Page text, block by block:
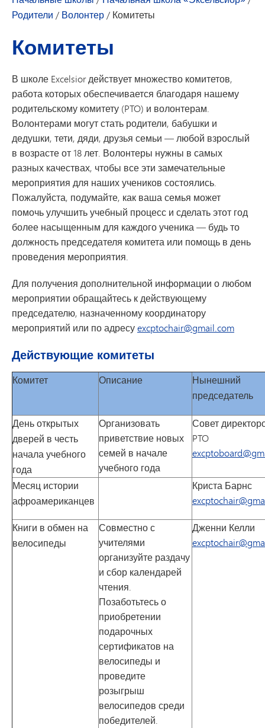
Родители / Волонтер/ Комитеты
Комитеты
В школе Excelsior действует множество комитетов,
работа которых обеспечивается благодаря нашему
родительскому комитету (PTO) и волонтерам.
Волонтерами могут стать родители, бабушки и
дедушки, тети, дяди, друзья семьи — любой взрослый
в возрасте от 18 лет. Волонтеры нужны в самых
разных качествах, чтобы все эти замечательные
мероприятия для наших учеников состоялись.
Пожалуйста, подумайте, как ваша семья может
помочь улучшить учебный процесс и сделать этот год
более насыщенным для каждого ученика — будь то
должность председателя комитета или помощь в день
проведения мероприятия.
Для получения дополнительной информации о любом
мероприятии обращайтесь к действующему
председателю, назначенному координатору
мероприятий или по адресуexcptochair@gmail.com
Действующие комитеты
Комитет Описание
Нынешний
председатель
День открытых
дверей в честь
начала учебного
года
Организовать
приветствие новых
семей в начале
учебного года
Совет
PTO
Месяц истории
афроамериканцев
Криста Барнс
Книги в обмен на
велосипеды
Совместно с
учителями
организуйте раздачу
и сбор календарей
чтения.
Позаботьтесь о
приобретении
подарочных
сертификатов на
велосипеды и
проведите
розыгрыш
велосипедов среди
победителей.
Дженни Келли